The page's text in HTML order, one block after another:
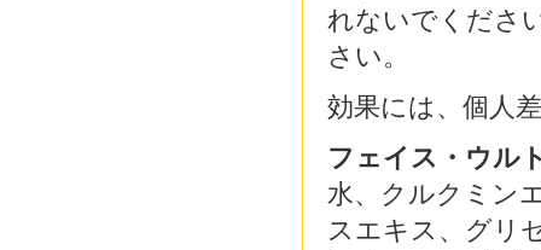
れないでくださ
さい。
効果には、個人
フェイス・ウル
水、クルクミン
スエキス、グリ